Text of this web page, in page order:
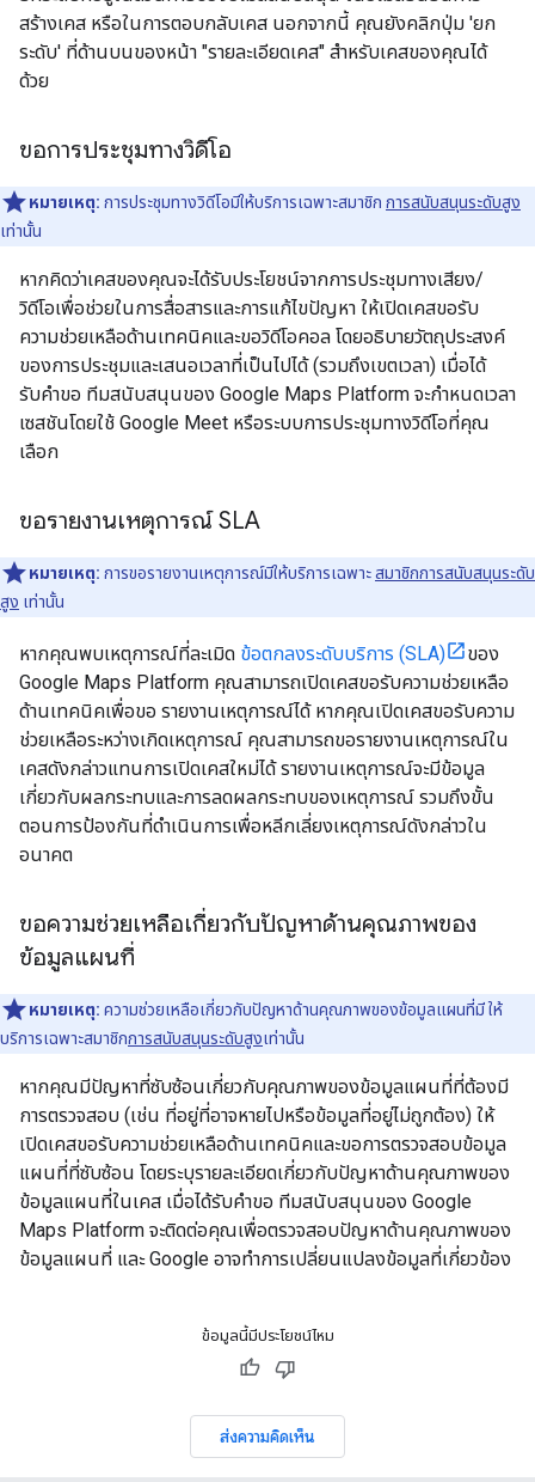
สร้างเคส หรือในการตอบกลับเคส นอกจากนี้ คุณยังคลิกปุ่ม 'ยก
ระดับ' ที่ด้านบนของหน้า "รายละเอียดเคส" สำหรับเคสของคุณได้
ด้วย
ขอการประชุมทางวิดีโอ
หมายเหตุ: การประชุมทางวิดีโอมีให้บริการเฉพาะสมาชิก การสนับสนุนระดับสูง
เท่านั้น
หากคิดว่าเคสของคุณจะได้รับประโยชน์จากการประชุมทางเสียง/
วิดีโอเพื่อช่วยในการสื่อสารและการแก้ไขปัญหา ให้เปิดเคสขอรับ
ความช่วยเหลือด้านเทคนิคและขอวิดีโอคอล โดยอธิบายวัตถุประสงค์
ของการประชุมและเสนอเวลาที่เป็นไปได้ (รวมถึงเขตเวลา) เมื่อได้
รับคำขอ ทีมสนับสนุนของ Google Maps Platform จะกำหนดเวลา
เซสชันโดยใช้ Google Meet หรือระบบการประชุมทางวิดีโอที่คุณ
เลือก
ขอรายงานเหตุการณ์ SLA
หมายเหตุ: การขอรายงานเหตุการณ์มีให้บริการเฉพาะสมาชิกการสนับสนุนระดับ
สูง เท่านั้น
หากคุณพบเหตุการณ์ที่ละเมิด ข้อตกลงระดับบริการ (SLA)
ของ
Google Maps Platform คุณสามารถเปิดเคสขอรับความช่วยเหลือ
ด้านเทคนิคเพื่อขอ รายงานเหตุการณ์ได้ หากคุณเปิดเคสขอรับความ
ช่วยเหลือระหว่างเกิดเหตุการณ์ คุณสามารถขอรายงานเหตุการณ์ใน
เคสดังกล่าวแทนการเปิดเคสใหม่ได้ รายงานเหตุการณ์จะมีข้อมูล
เกี่ยวกับผลกระทบและการลดผลกระทบของเหตุการณ์ รวมถึงขั้น
ตอนการป้องกันที่ดำเนินการเพื่อหลีกเลี่ยงเหตุการณ์ดังกล่าวใน
อนาคต
ขอความช่วยเหลือเกี่ยวกับปัญหาด้านคุณภาพของ
ข้อมูลแผนที่
หมายเหตุ: ความช่วยเหลือเกี่ยวกับปัญหาด้านคุณภาพของข้อมูลแผนที่มี ให้
บริการเฉพาะสมาชิกการสนับสนุนระดับสูงเท่านั้น
หากคุณมีปัญหาที่ซับซ้อนเกี่ยวกับคุณภาพของข้อมูลแผนที่ที่ต้องมี
การตรวจสอบ (เช่น ที่อยู่ที่อาจหายไปหรือข้อมูลที่อยู่ไม่ถูกต้อง) ให้
เปิดเคสขอรับความช่วยเหลือด้านเทคนิคและขอการตรวจสอบข้อมูล
แผนที่ที่ซับซ้อน โดยระบุรายละเอียดเกี่ยวกับปัญหาด้านคุณภาพของ
ข้อมูลแผนที่ในเคส เมื่อได้รับคำขอ ทีมสนับสนุนของ Google
Maps Platform จะติดต่อคุณเพื่อตรวจสอบปัญหาด้านคุณภาพของ
ข้อมูลแผนที่ และ Google อาจทำการเปลี่ยนแปลงข้อมูลที่เกี่ยวข้อง
ข้อมูลนี้มีประโยชน์ไหม
ส่งความคิดเห็น